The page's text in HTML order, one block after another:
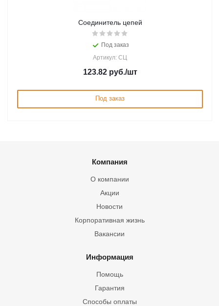
Соединитель цепей
Под заказ
Артикул: СЦ
123.82руб./шт
Под заказ
Компания
О компании
Акции
Новости
Корпоративная жизнь
Вакансии
Информация
Помощь
Гарантия
Способы оплаты